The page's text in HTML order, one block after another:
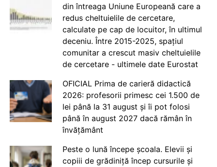
din întreaga Uniune Europeană care a
redus cheltuielile de cercetare,
calculate pe cap de locuitor, în ultimul
deceniu. Între 2015-2025, spațiul
comunitar a crescut masiv cheltuielile
de cercetare - ultimele date Eurostat
OFICIAL Prima de carieră didactică
2026: profesorii primesc cei 1.500 de
lei până la 31 august și îi pot folosi
până în august 2027 dacă rămân în
învățământ
Peste o lună începe școala. Elevii și
copiii de grădiniță încep cursurile și